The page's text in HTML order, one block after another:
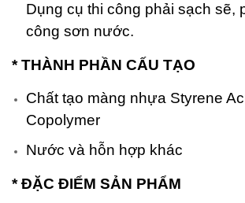
Dụng cụ thi công phải sạch sẽ,
công sơn nước.
* THÀNH PHẦN CẤU TẠO
Chất tạo màng nhựa Styrene
Copolymer
Nước và hỗn hợp khác
* ĐẶC ĐIỂM SẢN PHẨM